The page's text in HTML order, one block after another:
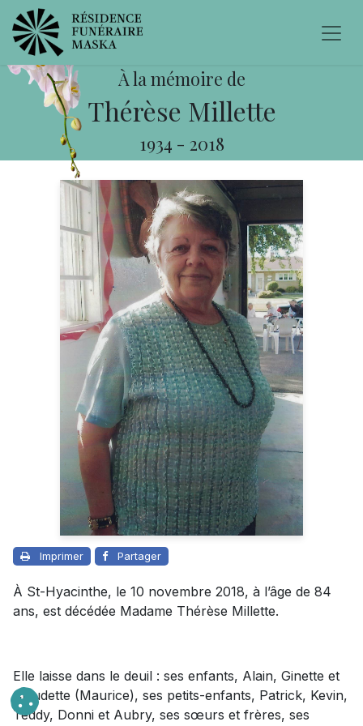
À la mémoire de
Thérèse Millette
1934 - 2018
Imprimer Partager
À St-Hyacinthe, le 10 novembre 2018, à l’âge de 84
ans, est décédée Madame Thérèse Millette.
Elle laisse dans le deuil : ses enfants, Alain, Ginette et
Claudette (Maurice), ses petits-enfants, Patrick, Kevin,
Teddy, Donni et Aubry, ses sœurs et frères, ses